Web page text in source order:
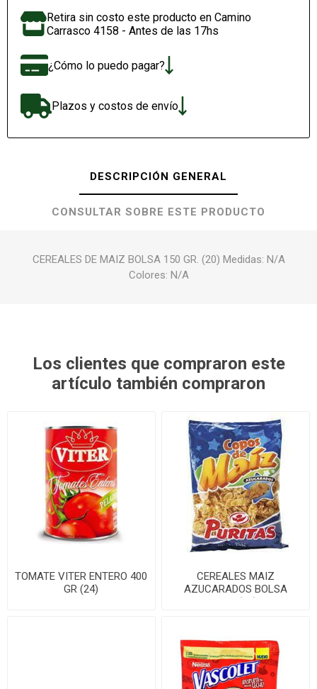
Retira sin costo este producto en Camino
Carrasco 4158 - Antes de las 17hs
¿Cómo lo puedo pagar?
Plazos y costos de envío
DESCRIPCIÓN GENERAL
CONSULTAR SOBRE ESTE PRODUCTO
CEREALES DE MAIZ BOLSA 150 GR. (20) Medidas: N/A
Colores: N/A
Los clientes que compraron este
artículo también compraron
TOMATE VITER ENTERO 400
GR (24)
CEREALES MAIZ
AZUCARADOS BOLSA
200G(20)